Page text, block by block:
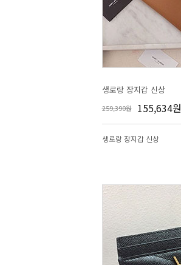
생로랑 장지갑 신상
259,390원 155,634원
생로랑 장지갑 신상